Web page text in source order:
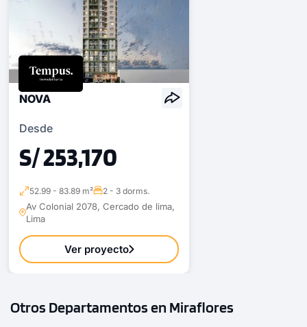
NOVA
Desde
S/ 253,170
52.99 - 83.89 m² 2 - 3 dorms.
Av Colonial 2078, Cercado de lima,
Lima
Ver proyecto
Otros Departamentos en Miraflores